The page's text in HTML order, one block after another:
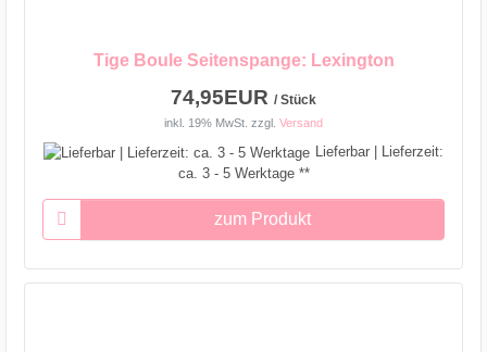
Tige Boule Seitenspange: Lexington
74,95EUR / Stück
inkl. 19% MwSt. zzgl. Versand
Lieferbar | Lieferzeit:
ca. 3 - 5 Werktage **
zum Produkt